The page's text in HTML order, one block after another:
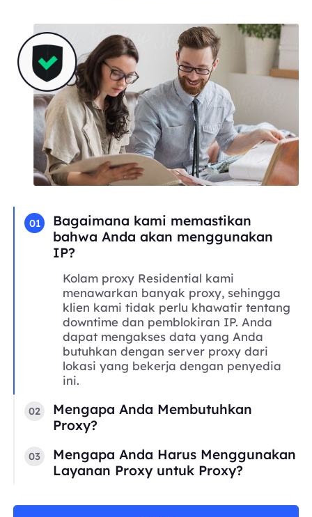
01
Bagaimana kami memastikan
bahwa Anda akan menggunakan
IP?
Kolam proxy Residential kami
menawarkan banyak proxy, sehingga
klien kami tidak perlu khawatir tentang
downtime dan pemblokiran IP. Anda
dapat mengakses data yang Anda
butuhkan dengan server proxy dari
lokasi yang bekerja dengan penyedia
ini.
02
Mengapa Anda Membutuhkan
Proxy?
03
Mengapa Anda Harus Menggunakan
Layanan Proxy untuk Proxy?